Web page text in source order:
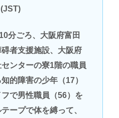
分ごろ、大阪府富田
者支援施設、大阪府
ンターの寮1階の職員
的障害の少年（17）
で男性職員（56）を
ープで体を縛って、